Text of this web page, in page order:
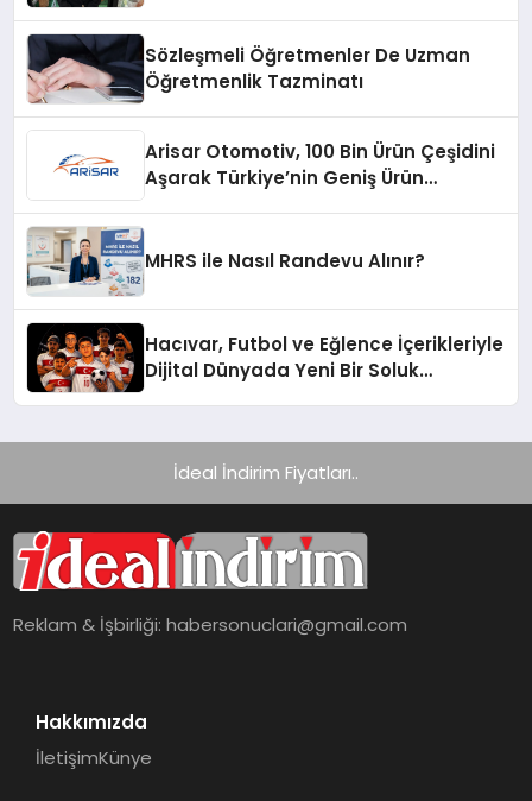
Sözleşmeli Öğretmenler De Uzman
Öğretmenlik Tazminatı
Arisar Otomotiv, 100 Bin Ürün Çeşidini
Aşarak Türkiye’nin Geniş Ürün
MHRS ile Nasıl Randevu Alınır?
Hacıvar, Futbol ve Eğlence İçerikleriyle
Dijital Dünyada Yeni Bir Soluk
İdeal İndirim Fiyatları..
Reklam & İşbirliği:habersonuclari@gmail.com
Hakkımızda
İletişimKünye